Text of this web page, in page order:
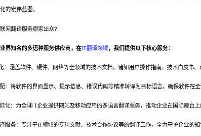
的宏伟蓝图。
界知名的多语种服务供应商，在IT翻译领域，我们提供以下核心服务：
涵盖软件、硬件、网络等全领域的技术文档，诸如用户操作指南、技术白皮书、
将软件的界面显示、提示信息、错误代码等精准转译为目标语言，确保软件在全
：为全球IT企业提供网站及移动应用的多语言翻译服务，推动企业在国际舞台上
务：专注于IT领域的专利文献、技术合作协议等的翻译工作，全力守护企业的知